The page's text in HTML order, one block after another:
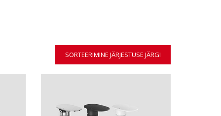
SORTEERIMINE JÄRJESTUSE JÄRGI